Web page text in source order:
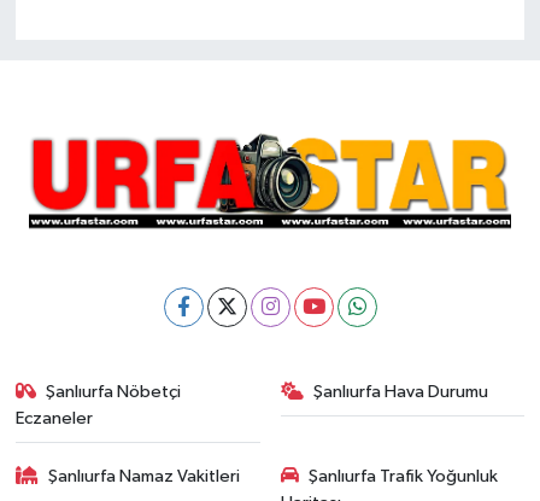
Şanlıurfa Nöbetçi
Eczaneler
Şanlıurfa Hava Durumu
Şanlıurfa Namaz Vakitleri
Şanlıurfa Trafik Yoğunluk